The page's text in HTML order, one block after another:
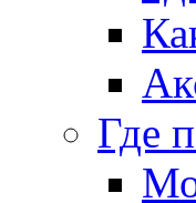
Где